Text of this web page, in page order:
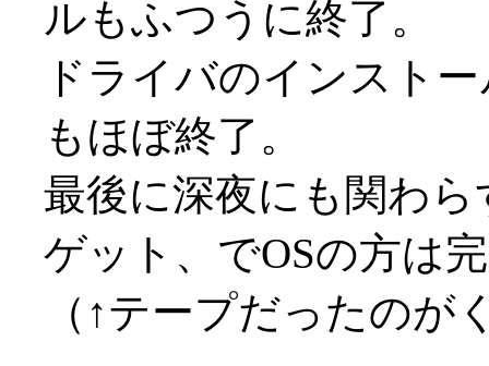
ルもふつうに終了。
ドライバのインスト
もほぼ終了。
最後に深夜にも関わ
ゲット、でOSの方は
（↑テープだったのが